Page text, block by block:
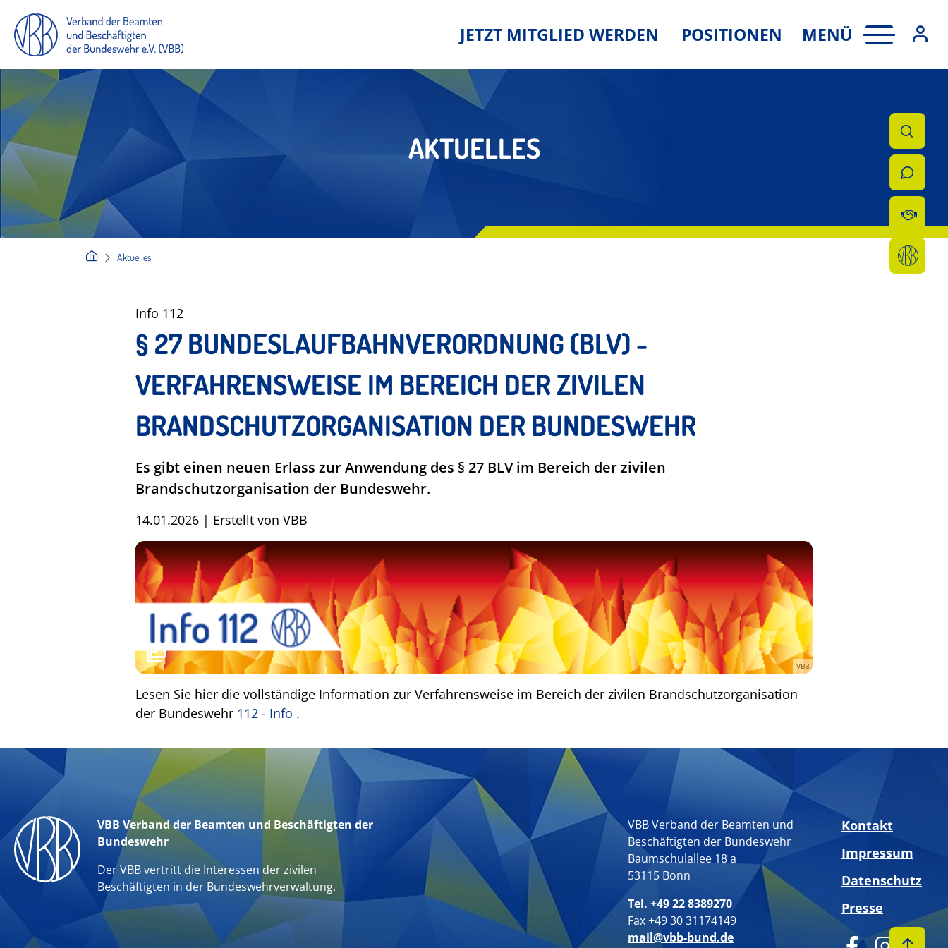
JETZT MITGLIED WERDEN POSITIONEN MENÜ
AKTUELLES
Aktuelles
Info 112
§ 27 BUNDESLAUFBAHNVERORDNUNG (BLV) -
VERFAHRENSWEISE IM BEREICH DER ZIVILEN
BRANDSCHUTZORGANISATION DER BUNDESWEHR
Es gibt einen neuen Erlass zur Anwendung des § 27 BLV im Bereich der zivilen
Brandschutzorganisation der Bundeswehr.
14.01.2026 | Erstellt von VBB
VBB
Lesen Sie hier die vollständige Information zur Verfahrensweise im Bereich der zivilen Brandschutzorganisation
der Bundeswehr 112 - Info .
VBB Verband der Beamten und Beschäftigten der
Bundeswehr
Der VBB vertritt die Interessen der zivilen
Beschäftigten in der Bundeswehrverwaltung.
VBB Verband der Beamten und
Beschäftigten der Bundeswehr
Baumschulallee 18 a
53115 Bonn
Tel. +49 22 8389270
Fax +49 30 31174149
mail@vbb-bund.de
Kontakt
Impressum
Datenschutz
Presse